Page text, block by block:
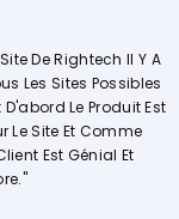
Rightech Il Y A
Possibles
Le Produit Est
Et Comme
Génial Et